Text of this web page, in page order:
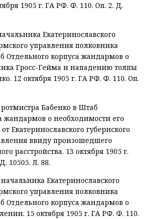
1905 г. ГА РФ. Ф. 110. Оп. 2. Д.
Екатеринославского
управления полковника
Отдельного корпуса жандармов о
Гросс-Гейма и нападению толпы
12 октября 1905 г. ГА РФ. Ф. 110. Оп.
Бабенко в Штаб
жандармов о необходимости его
Екатеринославского губернского
ввиду произошедшего
расстройства. 13 октября 1905 г.
10505. Л. 88.
Екатеринославского
управления полковника
Отдельного корпуса жандармов о
15 октября 1905 г. ГА РФ. Ф. 110.